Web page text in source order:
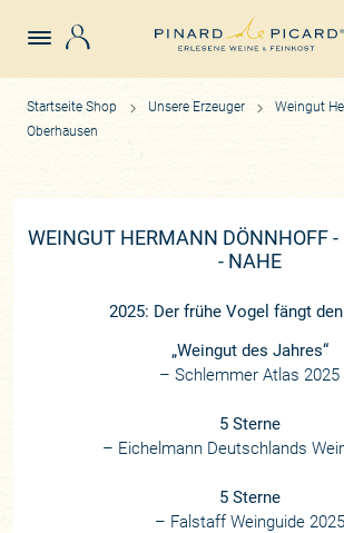
Startseite Shop Unsere Erzeuger
Weingut
Oberhausen
WEINGUT HERMANN DÖNNHOFF -
- NAHE
2025: Der frühe Vogel fängt
„Weingut des Jahres“
– Schlemmer Atlas 2025
5 Sterne
– Eichelmann Deutschlands
5 Sterne
– Falstaff Weinguide 2025